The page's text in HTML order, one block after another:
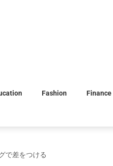
Fashion Finance
で差をつける